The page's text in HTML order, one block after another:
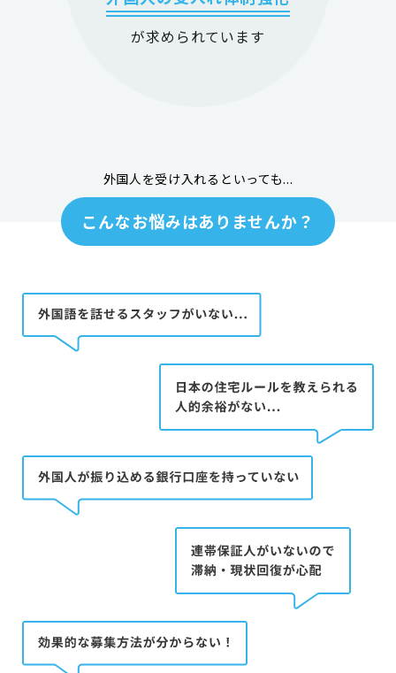
が求められています
外国人を受け入れるといっても...
こんなお悩みはありませんか？